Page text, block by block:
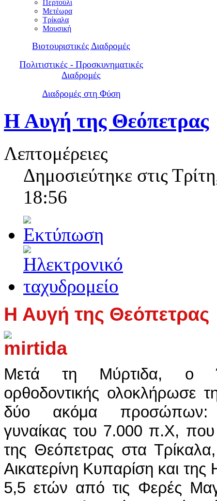
Περτούλι
Μετέωρα
Τρίκαλα
Μουσική
Βιοτουριστικές Διαδρομές
Πολιτιστικές - Προσκυνηματικές
Διαδρομές
Διαδρομές στη Φύση
Η Αυγή της Θεόπετρας
Λεπτομέρειες
Δημοσιεύτηκε στις
18:56
Η Αυγή της Θεόπετρας
Μετά τη Μύρτιδα, ο
ορθοδοντικής ολοκλήρωσε
δύο ακόμα
γυναίκας του 7.000 π.Χ,
της Θεόπετρας στα
Αικατερίνη Κυπαρίση και της
5,5 ετών από τις Φερές